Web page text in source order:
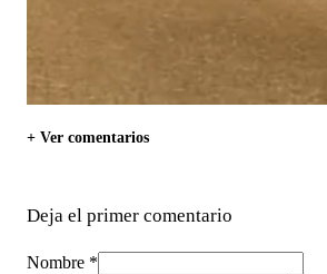
+ Ver comentarios
Deja el primer comentario
Nombre *